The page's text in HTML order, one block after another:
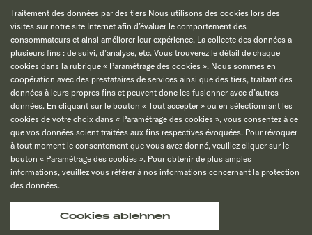
Traitement des données par des tiers Nous utilisons des cookies lors des
visites sur notre site Internet afin d’évaluer le comportement des
consommateurs et ainsi améliorer leur expérience. La collecte des données a
plusieurs fins : de suivi, d’analyse, etc. Vous trouverez le détail de chaque
cookies dans la rubrique « Paramétrage des cookies ». Nous sommes en
coopération avec des prestataires de services ainsi que des tiers, traitant des
données à leurs propres fins et peuvent donc les fusionner avec d’autres
données. En cliquant sur le bouton « Tout accepter » ou en sélectionnant les
cookies de votre choix dans « Paramétrage des cookies », vous consentez à ce
que vos données soient traitées aux fins respectives évoquées. Pour révoquer
à tout moment le consentement que vous avez donné, veuillez cliquer sur le
bouton « Paramétrage des cookies ». Pour obtenir de plus amples
informations, veuillez vous référer à nos informations concernant la protection
des données.
Cookies ablehnen